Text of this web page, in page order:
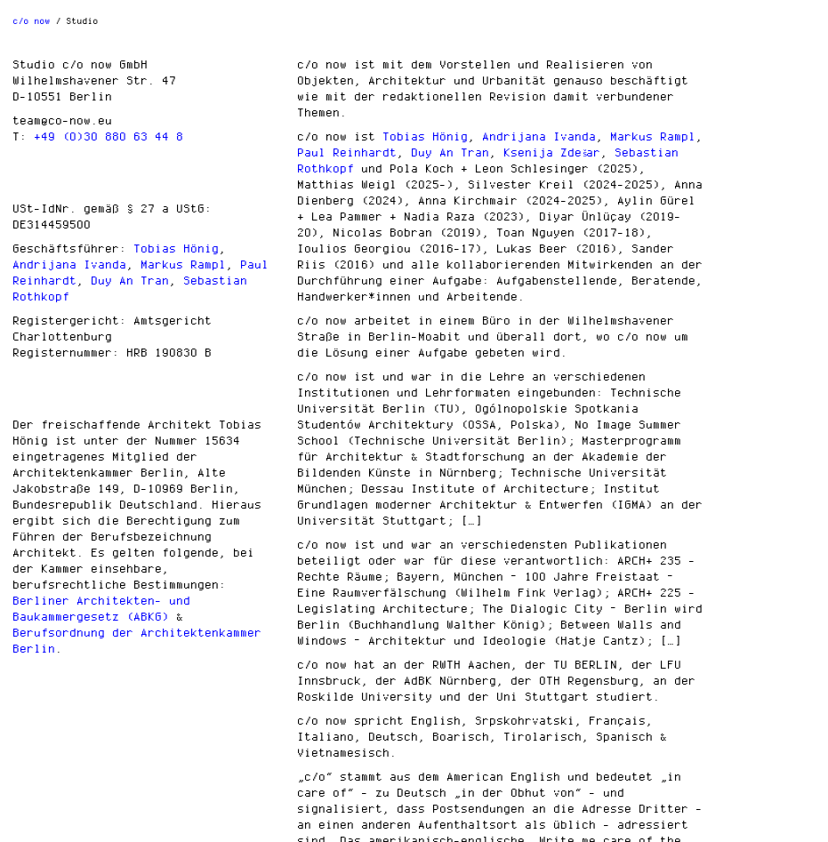
c/o now Studio
Studio c/o now GmbH
Wilhelmshavener Str. 47
D-10551 Berlin
team@co-now.eu
T: +49 (0)30 880 63 44 8
USt-IdNr. gemäß § 27 a UStG:
DE314459500
Geschäftsführer: Tobias Hönig ,
Andrijana Ivanda , Markus Rampl , Paul
Reinhardt , Duy An Tran , Sebastian
Rothkopf
Registergericht: Amtsgericht
Charlottenburg
Registernummer: HRB 190830 B
Der freischaffende Architekt Tobias
Hönig ist unter der Nummer 15634
eingetragenes Mitglied der
Architektenkammer Berlin, Alte
Jakobstraße 149, D-10969 Berlin,
Bundesrepublik Deutschland. Hieraus
ergibt sich die Berechtigung zum
Führen der Berufsbezeichnung
Architekt. Es gelten folgende, bei
der Kammer einsehbare,
berufsrechtliche Bestimmungen:
Berliner Architekten- und
Baukammergesetz (ABKG)
&
Berufsordnung der Architektenkammer
Berlin
c/o now ist mit dem Vorstellen und Realisieren von
Objekten, Architektur und Urbanität genauso beschäftigt
wie mit der redaktionellen Revision damit verbundener
Themen.
c/o now ist Tobias Hönig , Andrijana Ivanda , Markus Rampl ,
Paul Reinhardt , Duy An Tran , Ksenija Zdešar , Sebastian
Rothkopf
und Pola Koch + Leon Schlesinger (2025),
Matthias Weigl (2025-), Silvester Kreil (2024-2025), Anna
Dienberg (2024), Anna Kirchmair (2024-2025), Aylin Gürel
+ Lea Pammer + Nadia Raza (2023), Diyar Ünlüçay (2019-
20), Nicolas Bobran (2019), Toan Nguyen (2017-18),
Ioulios Georgiou (2016-17), Lukas Beer (2016), Sander
Riis (2016) und alle kollaborierenden Mitwirkenden an der
Durchführung einer Aufgabe: Aufgabenstellende, Beratende,
Handwerker*innen und Arbeitende.
c/o now arbeitet in einem Büro in der Wilhelmshavener
Straße in Berlin-Moabit und überall dort, wo c/o now um
die Lösung einer Aufgabe gebeten wird.
c/o now ist und war in die Lehre an verschiedenen
Institutionen und Lehrformaten eingebunden: Technische
Universität Berlin (TU), Ogólnopolskie Spotkania
Studentów Architektury (OSSA, Polska), No Image Summer
School (Technische Universität Berlin); Masterprogramm
für Architektur & Stadtforschung an der Akademie der
Bildenden Künste in Nürnberg; Technische Universität
München; Dessau Institute of Architecture; Institut
Grundlagen moderner Architektur & Entwerfen (IGMA) an der
Universität Stuttgart; […]
c/o now ist und war an verschiedensten Publikationen
beteiligt oder war für diese verantwortlich: ARCH+ 235 -
Rechte Räume; Bayern, München – 100 Jahre Freistaat –
Eine Raumverfälschung (Wilhelm Fink Verlag); ARCH+ 225 -
Legislating Architecture; The Dialogic City – Berlin wird
Berlin (Buchhandlung Walther König); Between Walls and
Windows – Architektur und Ideologie (Hatje Cantz); […]
c/o now hat an der RWTH Aachen, der TU BERLIN, der LFU
Innsbruck, der AdBK Nürnberg, der OTH Regensburg, an der
Roskilde University und der Uni Stuttgart studiert.
c/o now spricht English, Srpskohrvatski, Français,
Italiano, Deutsch, Boarisch, Tirolarisch, Spanisch &
Vietnamesisch.
„c/o“ stammt aus dem American English und bedeutet „in
care of“ - zu Deutsch „in der Obhut von“ - und
signalisiert, dass Postsendungen an die Adresse Dritter -
an einen anderen Aufenthaltsort als üblich - adressiert